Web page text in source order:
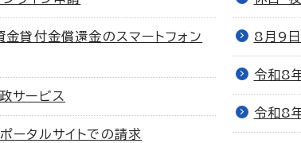
金貸付金償還金のスマートフォン
サービス
ータルサイトでの請求
8月9日
令和8
令和8